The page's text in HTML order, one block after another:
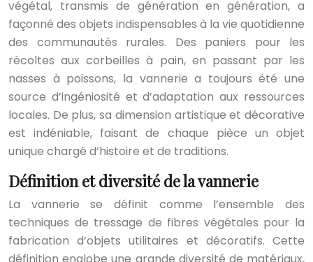
végétal, transmis de génération en génération, a
façonné des objets indispensables à la vie quotidienne
des communautés rurales. Des paniers pour les
récoltes aux corbeilles à pain, en passant par les
nasses à poissons, la vannerie a toujours été une
source d’ingéniosité et d’adaptation aux ressources
locales. De plus, sa dimension artistique et décorative
est indéniable, faisant de chaque pièce un objet
unique chargé d’histoire et de traditions.
Définition et diversité de la vannerie
La vannerie se définit comme l’ensemble des
techniques de tressage de fibres végétales pour la
fabrication d’objets utilitaires et décoratifs. Cette